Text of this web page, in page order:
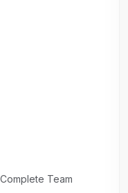
Team